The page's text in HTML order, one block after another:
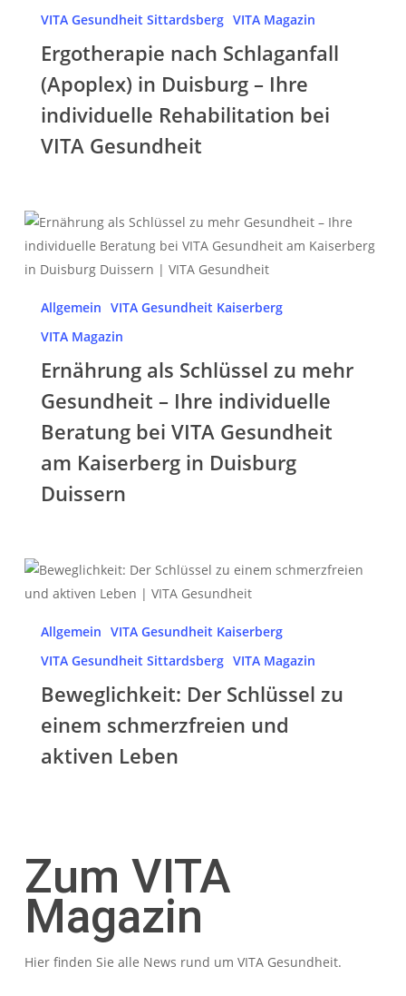
Duisburg
individuelle
Rehabilitation
bei
VITA Gesundheit Sittardsberg VITA Magazin
Ergotherapie nach Schlaganfall
(Apoplex) in Duisburg – Ihre
individuelle Rehabilitation bei
VITA Gesundheit
Ernährung
als
Schlüssel
mehr
Gesundheit
individuelle
Beratung
bei
Gesundheit
in
Duisburg
Allgemein VITA Gesundheit Kaiserberg
VITA Magazin
Ernährung als Schlüssel zu mehr
Gesundheit – Ihre individuelle
Beratung bei VITA Gesundheit
am Kaiserberg in Duisburg
Duissern
Beweglichkeit:
Der
einem
schmerzfreien
aktiven
Leben
Allgemein VITA Gesundheit Kaiserberg
VITA Gesundheit Sittardsberg VITA Magazin
Beweglichkeit: Der Schlüssel zu
einem schmerzfreien und
aktiven Leben
Zum VITA
Magazin
Hier finden Sie alle News rund um VITA Gesundheit.